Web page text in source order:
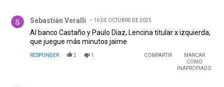
Sebastián Veralli 16 DE OCTUBRE DE 2025
Al banco Castaño y Paulo Diaz, Lencina titular x izquierda,
que juegue más minutos jaime
RESPONDER 2 1 COMPARTIR
MARCAR
COMO
INAPROPIADO